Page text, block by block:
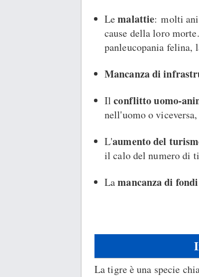
Lemalattie: molti
cause della loro
panleucopania felina,
Mancanza di
Ilconflitto uomo-
nell'uomo o
L'aumento del
il calo del numero di
Lamancanza di fondi
La tigre è una specie